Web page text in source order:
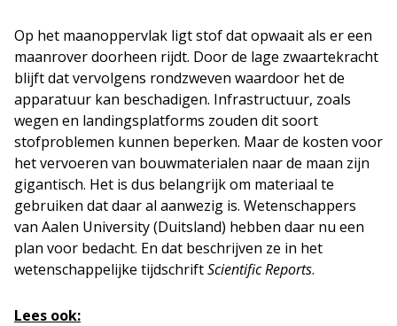
Op het maanoppervlak ligt stof dat opwaait als er een
maanrover doorheen rijdt. Door de lage zwaartekracht
blijft dat vervolgens rondzweven waardoor het de
apparatuur kan beschadigen. Infrastructuur, zoals
wegen en landingsplatforms zouden dit soort
stofproblemen kunnen beperken. Maar de kosten voor
het vervoeren van bouwmaterialen naar de maan zijn
gigantisch. Het is dus belangrijk om materiaal te
gebruiken dat daar al aanwezig is. Wetenschappers
van Aalen University (Duitsland) hebben daar nu een
plan voor bedacht. En dat beschrijven ze in het
wetenschappelijke tijdschriftScientific Reports.
Lees ook: